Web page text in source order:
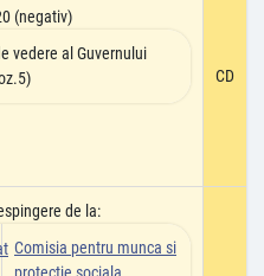
(negativ)
vedere al Guvernului
CD
de la:
Comisia pentru munca si